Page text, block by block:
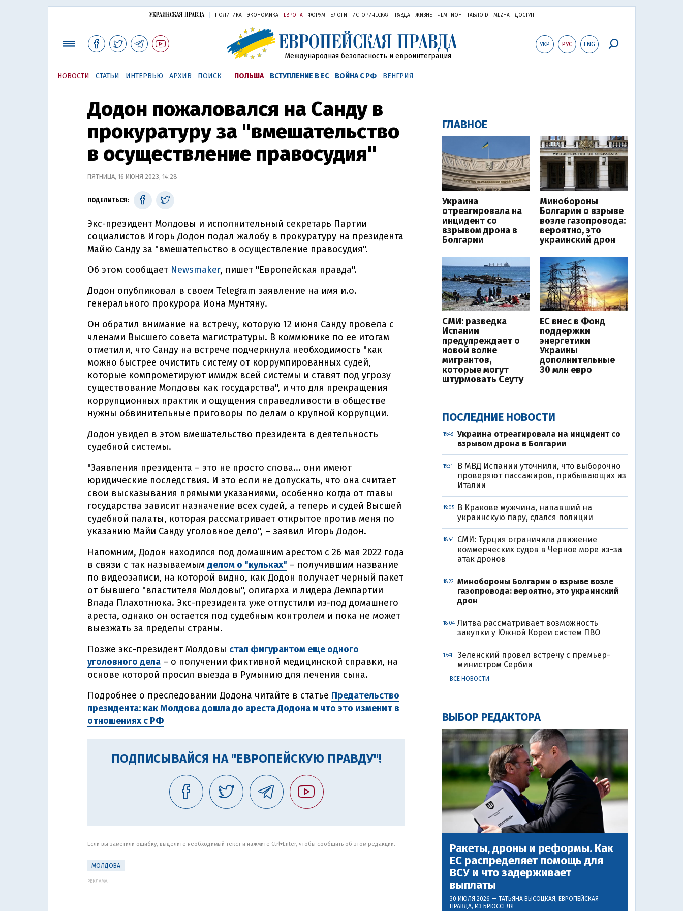
ПОЛИТИКА ЭКОНОМИКА ЕВРОПА ФОРУМ БЛОГИ ИСТОРИЧЕСКАЯ ПРАВДА ЖИЗНЬ ЧЕМПИОН ТАБЛОID MEZHA ДОСТУП
УКР РУС ENG
Международная безопасность и евроинтеграция
НОВОСТИ СТАТЬИ ИНТЕРВЬЮ АРХИВ ПОИСК ПОЛЬША ВСТУПЛЕНИЕ В ЕС ВОЙНА С РФ ВЕНГРИЯ
Додон пожаловался на Санду в
прокуратуру за "вмешательство
в осуществление правосудия"
ПЯТНИЦА, 16 ИЮНЯ 2023, 14:28
ПОДЕЛИТЬСЯ:
Экс-президент Молдовы и исполнительный секретарь Партии
социалистов Игорь Додон подал жалобу в прокуратуру на президента
Майю Санду за "вмешательство в осуществление правосудия".
Об этом сообщает Newsmaker, пишет "Европейская правда".
Додон опубликовал в своем Telegram заявление на имя и.о.
генерального прокурора Иона Мунтяну.
Он обратил внимание на встречу, которую 12 июня Санду провела с
членами Высшего совета магистратуры. В коммюнике по ее итогам
отметили, что Санду на встрече подчеркнула необходимость "как
можно быстрее очистить систему от коррумпированных судей,
которые компрометируют имидж всей системы и ставят под угрозу
существование Молдовы как государства", и что для прекращения
коррупционных практик и ощущения справедливости в обществе
нужны обвинительные приговоры по делам о крупной коррупции.
Додон увидел в этом вмешательство президента в деятельность
судебной системы.
"Заявления президента – это не просто слова... они имеют
юридические последствия. И это если не допускать, что она считает
свои высказывания прямыми указаниями, особенно когда от главы
государства зависит назначение всех судей, а теперь и судей Высшей
судебной палаты, которая рассматривает открытое против меня по
указанию Майи Санду уголовное дело", – заявил Игорь Додон.
Напомним, Додон находился под домашним арестом с 26 мая 2022 года
в связи с так называемым делом о "кульках" – получившим название
по видеозаписи, на которой видно, как Додон получает черный пакет
от бывшего "властителя Молдовы", олигарха и лидера Демпартии
Влада Плахотнюка. Экс-президента уже отпустили из-под домашнего
ареста, однако он остается под судебным контролем и пока не может
выезжать за пределы страны.
Позже экс-президент Молдовы стал фигурантом еще одного
уголовного дела – о получении фиктивной медицинской справки, на
основе которой просил выезда в Румынию для лечения сына.
Подробнее о преследовании Додона читайте в статье Предательство
президента: как Молдова дошла до ареста Додона и что это изменит в
отношениях с РФ
ПОДПИСЫВАЙСЯ НА "ЕВРОПЕЙСКУЮ ПРАВДУ"!
Если вы заметили ошибку, выделите необходимый текст и нажмите Ctrl+Enter, чтобы сообщить об этом редакции.
МОЛДОВА
РЕКЛАМА:
ГЛАВНОЕ
Украина
отреагировала на
инцидент со
взрывом дрона в
Болгарии
Минобороны
Болгарии о взрыве
возле газопровода:
вероятно, это
украинский дрон
СМИ: разведка
Испании
предупреждает о
новой волне
мигрантов,
которые могут
штурмовать Сеуту
ЕС внес в Фонд
поддержки
энергетики
Украины
дополнительные
30 млн евро
ПОСЛЕДНИЕ НОВОСТИ
19:48
Украина отреагировала на инцидент со
взрывом дрона в Болгарии
19:31
В МВД Испании уточнили, что выборочно
проверяют пассажиров, прибывающих из
Италии
19:05
В Кракове мужчина, напавший на
украинскую пару, сдался полиции
18:44
СМИ: Турция ограничила движение
коммерческих судов в Черное море из-за
атак дронов
18:22
Минобороны Болгарии о взрыве возле
газопровода: вероятно, это украинский
дрон
18:04 Литва рассматривает возможность
закупки у Южной Кореи систем ПВО
17:41
Зеленский провел встречу с премьер-
министром Сербии
ВСЕ НОВОСТИ
ВЫБОР РЕДАКТОРА
Ракеты, дроны и реформы. Как
ЕС распределяет помощь для
ВСУ и что задерживает
выплаты
30 ИЮЛЯ 2026 — ТАТЬЯНА ВЫСОЦКАЯ, ЕВРОПЕЙСКАЯ
ПРАВДА, ИЗ БРЮССЕЛЯ